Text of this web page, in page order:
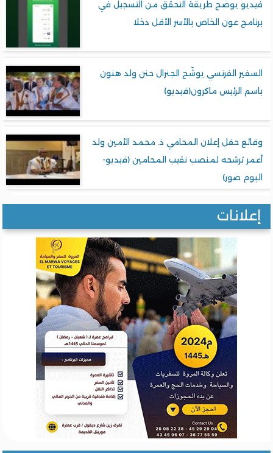
يوضح طريقة التحقق من التسجيل في
عون الخاص بالأسر الأقل دخلا
الفرنسي يوشّح الجنرال حنن ولد هنون
الرئيس ماكرون(فيديو)
حفل إعلان المحامي ذ. محمد الأمين ولد
ترشحه لمنصب نقيب المحامين (فيديو-
صور)